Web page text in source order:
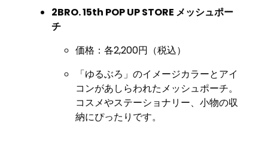
2BRO. 15th POP UP STORE メッシュポー
チ
価格：各2,200円（税込）
「ゆるぶろ」のイメージカラーとアイ
コンがあしらわれたメッシュポーチ。
コスメやステーショナリー、小物の収
納にぴったりです。